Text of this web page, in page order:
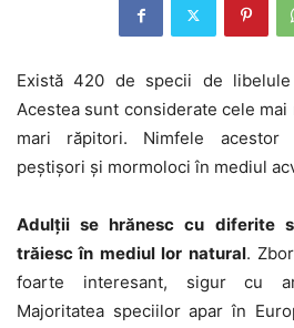
Există 420 de specii de
Acestea sunt considerate cele
mari răpitori. Nimfele acestor
peștișori și mormoloci în mediul
Adulții se hrănesc cu diferite
trăiesc în mediul lor natural.
foarte interesant, sigur cu
Majoritatea speciilor apar în